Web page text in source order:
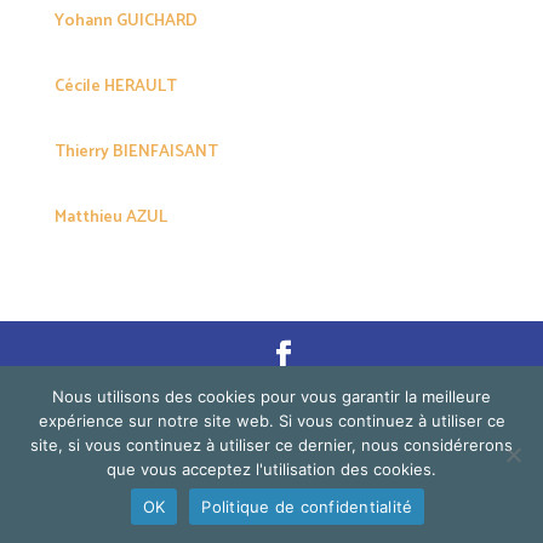
Yohann GUICHARD
Cécile HERAULT
Thierry BIENFAISANT
Matthieu AZUL
©2026 Festi' Thaï - All rights reserved. |Statuts de
l'association La Sangha| CréationLa Manutention
Nous utilisons des cookies pour vous garantir la meilleure
expérience sur notre site web. Si vous continuez à utiliser ce
site, si vous continuez à utiliser ce dernier, nous considérerons
que vous acceptez l'utilisation des cookies.
OK
Politique de confidentialité